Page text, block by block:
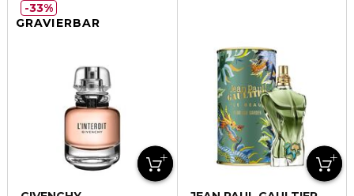
GRAVIERBAR
33%